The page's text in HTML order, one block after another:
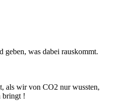
geben, was dabei rauskommt.
als wir von CO2 nur wussten,
bringt !